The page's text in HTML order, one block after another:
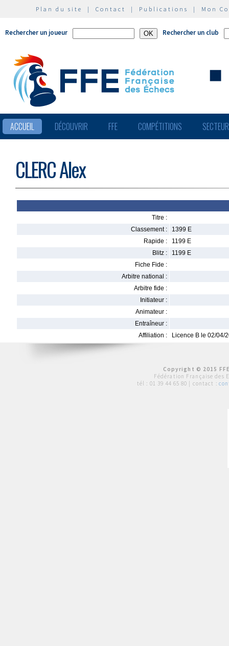
Plan du site | Contact | Publications | Mon
Rechercher un joueur Rechercher un club
ACCUEIL DÉCOUVRIR FFE COMPÉTITIONS
CLERC Alex
Titre :
Classement :
1399 E
Rapide :
1199 E
Blitz :
1199 E
Fiche Fide :
Arbitre national :
Arbitre fide :
Initiateur :
Animateur :
Entraîneur :
Affiliation :
Licence B le 02/04/
Copyright © 2015
Fédération Française des
tél : 01 39 44 65 80 | contact :